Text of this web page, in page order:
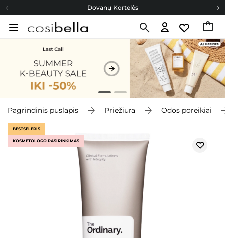
Dovanų Kortelės
Cosibella lojalumo programa
Dovanų Kortelės
Pagrindinis puslapis Priežiūra Odos poreikiai
BESTSELERIS
KOSMETOLOGO PASIRINKIMAS